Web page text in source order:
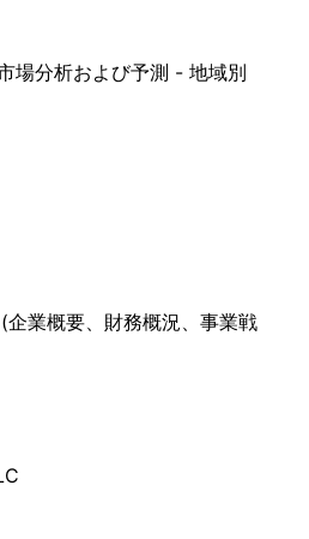
場分析および予測 - 地域別
業概要、財務概況、事業戦